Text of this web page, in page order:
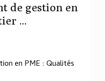
de gestion en
...
en PME : Qualités